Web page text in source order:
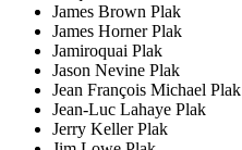
James Brown Plak
James Horner Plak
Jamiroquai Plak
Jason Nevine Plak
Jean François Michael Plak
Jean-Luc Lahaye Plak
Jerry Keller Plak